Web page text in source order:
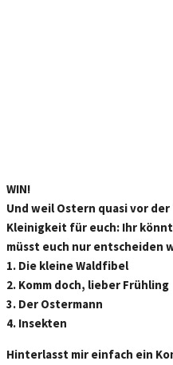
WIN!
Und weil Ostern quasi vor
Kleinigkeit für euch: Ihr
müsst euch nur entscheiden
1. Die kleine Waldfibel
2. Komm doch, lieber Frühling
3. Der Ostermann
4. Insekten
Hinterlasst mir einfach ein